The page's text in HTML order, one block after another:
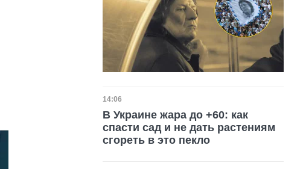
Дата публикации
14:06
В Украине жара до +60: как
спасти сад и не дать растениям
сгореть в это пекло